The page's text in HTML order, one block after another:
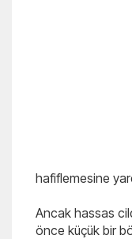
hafiflemesine
Ancak hassas
önce küçük bir